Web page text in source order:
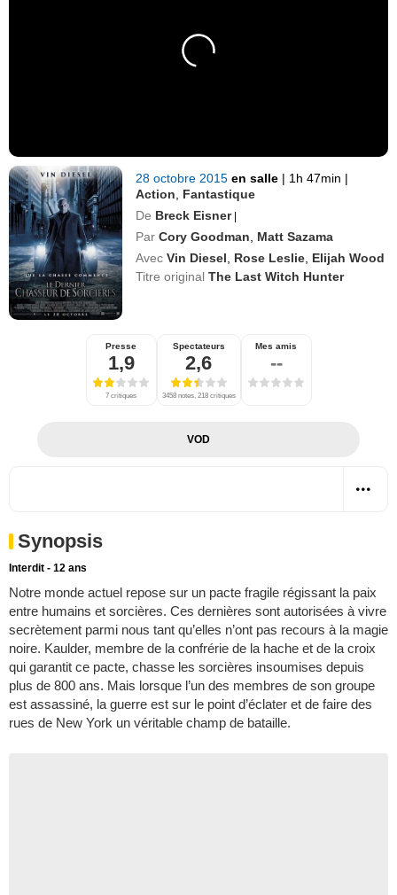
28 octobre 2015en salle | 1h 47min |
Action
Fantastique
De Breck Eisner |
Par Cory Goodman
Matt Sazama
Avec Vin Diesel Rose Leslie Elijah Wood
Titre originalThe Last Witch Hunter
Presse
1,9
7 critiques
Spectateurs
2,6
3458 notes, 218 critiques
Mes amis
--
VOD
Synopsis
Interdit - 12 ans
Notre monde actuel repose sur un pacte fragile régissant la paix
entre humains et sorcières. Ces dernières sont autorisées à vivre
secrètement parmi nous tant qu’elles n’ont pas recours à la magie
noire. Kaulder, membre de la confrérie de la hache et de la croix
qui garantit ce pacte, chasse les sorcières insoumises depuis
plus de 800 ans. Mais lorsque l’un des membres de son groupe
est assassiné, la guerre est sur le point d’éclater et de faire des
rues de New York un véritable champ de bataille.